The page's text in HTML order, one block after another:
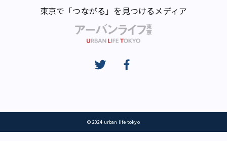
東京で「つながる」を見つけるメディア
© 2024 urban life tokyo